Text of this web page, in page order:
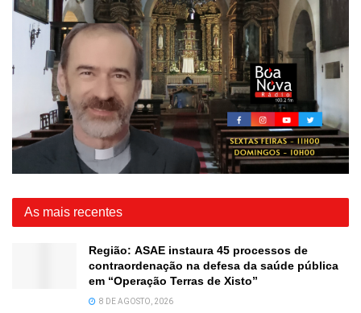
As mais recentes
Região: ASAE instaura 45 processos de
contraordenação na defesa da saúde pública
em “Operação Terras de Xisto”
8 DE AGOSTO, 2026